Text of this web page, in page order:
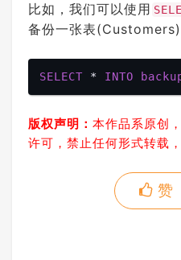
比如，我们可以使用
备份一张表(Customers)
SELECT * INTO
版权声明： 本作品系原创
许可，禁止任何形式转载
赞